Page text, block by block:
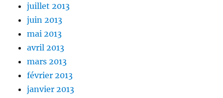
juillet 2013
juin 2013
mai 2013
avril 2013
mars 2013
février 2013
janvier 2013